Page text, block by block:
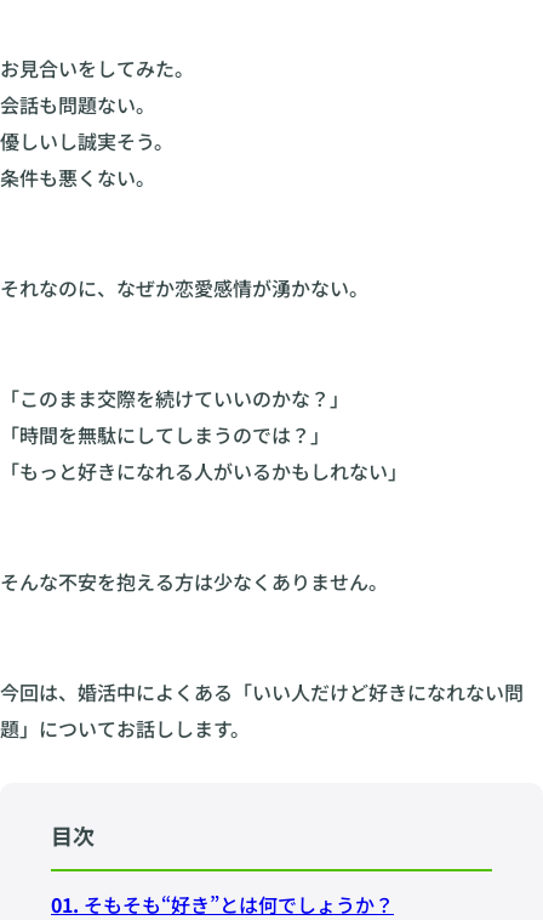
お見合いをしてみた。
会話も問題ない。
優しいし誠実そう。
条件も悪くない。
それなのに、なぜか恋愛感情が湧かない。
「このまま交際を続けていいのかな？」
「時間を無駄にしてしまうのでは？」
「もっと好きになれる人がいるかもしれない」
そんな不安を抱える方は少なくありません。
今回は、婚活中によくある「いい人だけど好きになれない問
題」についてお話しします。
目次
01. そもそも“好き”とは何でしょうか？